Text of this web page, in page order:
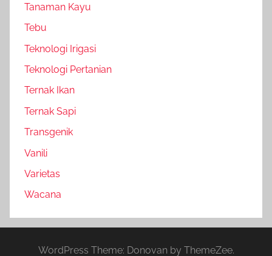
Tanaman Kayu
Tebu
Teknologi Irigasi
Teknologi Pertanian
Ternak Ikan
Ternak Sapi
Transgenik
Vanili
Varietas
Wacana
WordPress Theme: Donovan by ThemeZee.